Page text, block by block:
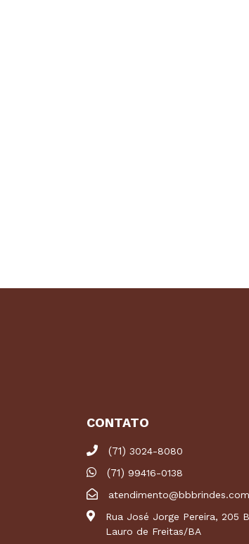
CONTATO
(71) 3024-8080
(71) 99416-0138
Rua José Jorge Pereira, 205
Lauro de Freitas/BA